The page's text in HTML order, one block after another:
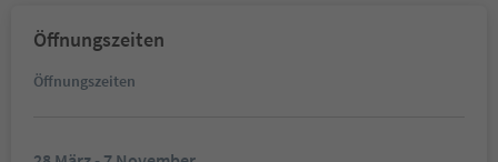
Öffnungszeiten
Öffnungszeiten